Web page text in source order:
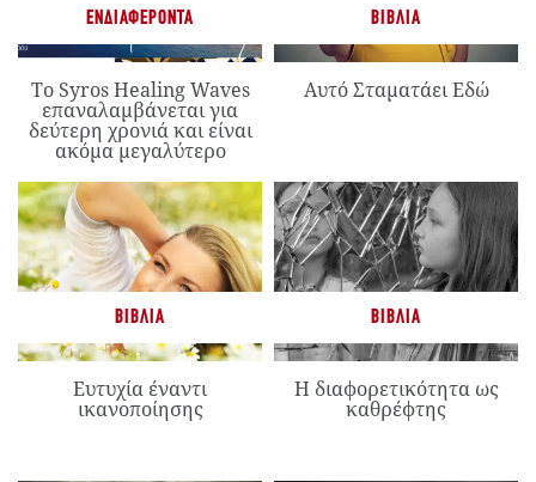
ΕΝΔΙΑΦΈΡΟΝΤΑ
Το Syros Healing Waves
επαναλαμβάνεται για
δεύτερη χρονιά και είναι
ακόμα μεγαλύτερο
ΒΙΒΛΊΑ
Αυτό Σταματάει Εδώ
ΒΙΒΛΊΑ
Ευτυχία έναντι
ικανοποίησης
ΒΙΒΛΊΑ
Η διαφορετικότητα ως
καθρέφτης